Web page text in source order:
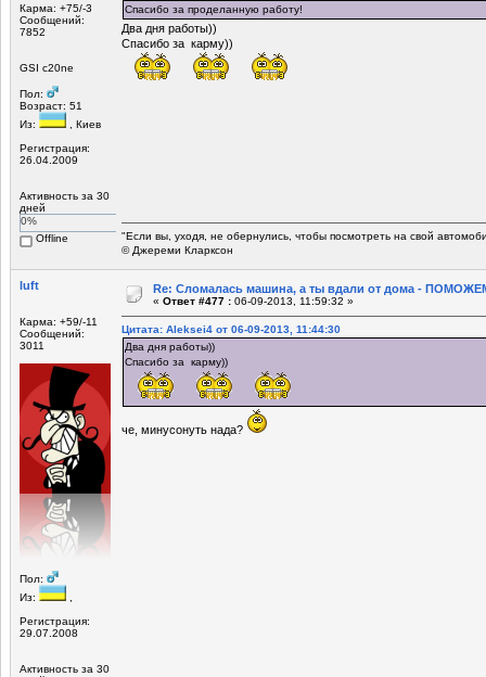
Карма: +75/-3
Сообщений:
7852
GSI c20ne
Пол:
Возраст: 51
Из:
, Киев
Регистрация:
26.04.2009
Активность за 30
дней
0%
Offline
Спасибо за проделанную работу!
Два дня работы))
Спасибо за карму))
"Если вы, уходя, не обернулись, чтобы посмотреть на свой
© Джереми Кларксон
luft
Карма: +59/-11
Сообщений:
3011
Пол:
Из:
Регистрация:
29.07.2008
Активность за 30
Re: Сломалась машина, а ты вдали от дома -
« Ответ #477 : 06-09-2013, 11:59:32 »
Цитата: Aleksei4 от 06-09-2013, 11:44:30
Два дня работы))
Спасибо за карму))
че, минусонуть нада?